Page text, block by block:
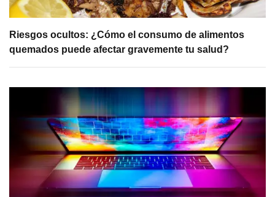
Riesgos ocultos: ¿Cómo el consumo de alimentos
quemados puede afectar gravemente tu salud?